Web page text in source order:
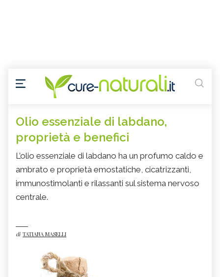
Olio essenziale di labdano,
proprietà e benefici
L’olio essenziale di labdano ha un profumo caldo e
ambrato e proprietà emostatiche, cicatrizzanti,
immunostimolanti e rilassanti sul sistema nervoso
centrale.
di TATIANA MASELLI